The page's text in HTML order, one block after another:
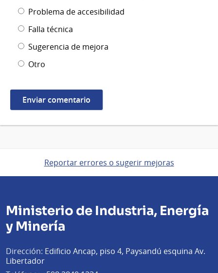
Problema de accesibilidad
Falla técnica
Sugerencia de mejora
Otro
Reportar errores o sugerir mejoras
Ministerio de Industria, Energía
y Minería
Dirección: Edificio Ancap, piso 4, Paysandú esquina Av.
Libertador